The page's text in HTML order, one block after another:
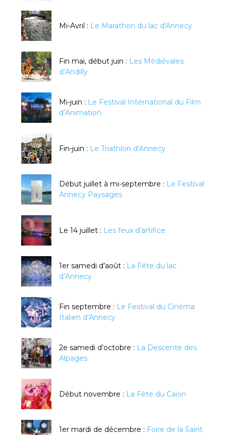
Mi-Avril : Le Marathon du lac d'Annecy
Fin mai, début juin : Les Médiévales
d’Andilly
Mi-juin : Le Festival International du Film
d’Animation
Fin-juin : Le Triathlon d'Annecy
Début juillet à mi-septembre : Le Festival
Annecy Paysages
Le 14 juillet : Les feux d’artifice
1er samedi d’août : La Fête du lac
d’Annecy
Fin septembre : Le Festival du Cinéma
Italien d’Annecy
2e samedi d’octobre : La Descente des
Alpages
Début novembre : La Fête du Caïon
1er mardi de décembre : Foire de la Saint